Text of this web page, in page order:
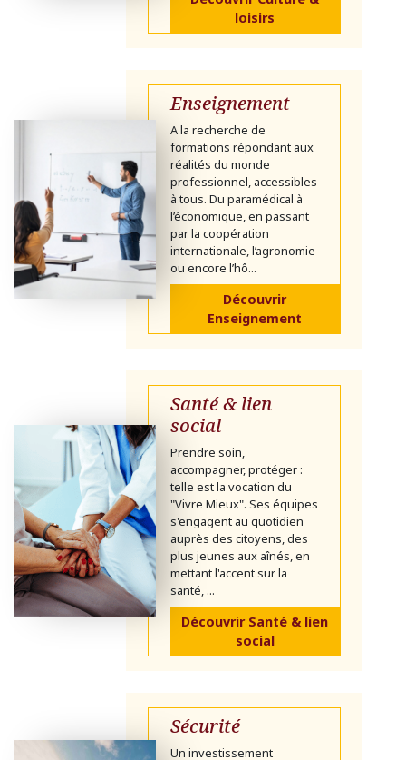
loisirs
Enseignement
A la recherche de
formations répondant aux
réalités du monde
professionnel, accessibles
à tous. Du paramédical à
l’économique, en passant
par la coopération
internationale, l’agronomie
ou encore l’hô...
Découvrir
Enseignement
Santé & lien
social
Prendre soin,
accompagner, protéger :
telle est la vocation du
"Vivre Mieux". Ses équipes
s'engagent au quotidien
auprès des citoyens, des
plus jeunes aux aînés, en
mettant l'accent sur la
santé, ...
Découvrir Santé & lien
social
Sécurité
Un investissement